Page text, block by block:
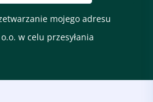
mojego adresu
w celu przesyłania